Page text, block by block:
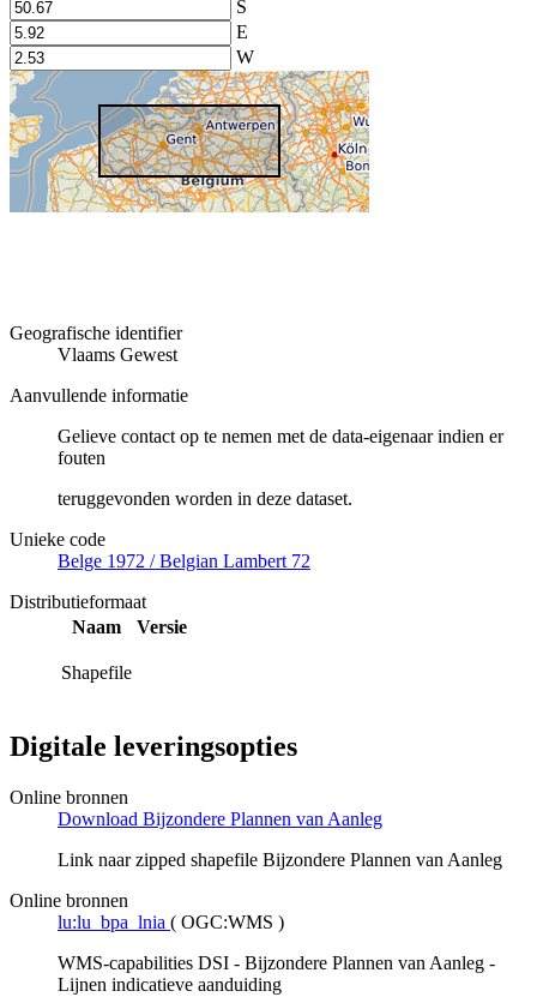
S
E
W
Geografische identifier
Vlaams Gewest
Aanvullende informatie
Gelieve contact op te nemen met de data-eigenaar indien er
fouten
teruggevonden worden in deze dataset.
Unieke code
Belge 1972 / Belgian Lambert 72
Distributieformaat
Naam
Versie
Shapefile
Digitale leveringsopties
Online bronnen
Download Bijzondere Plannen van Aanleg
Link naar zipped shapefile Bijzondere Plannen van Aanleg
Online bronnen
lu:lu_bpa_lnia ( OGC:WMS )
WMS-capabilities DSI - Bijzondere Plannen van Aanleg -
Lijnen indicatieve aanduiding